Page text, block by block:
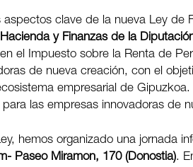
aspectos clave de la nueva Ley
y Finanzas de la
el Impuesto sobre la Renta de
de nueva creación, con el
empresarial de
las empresas innovadoras de
hemos organizado una jornada
Paseo Miramon, 170 (Donostia).